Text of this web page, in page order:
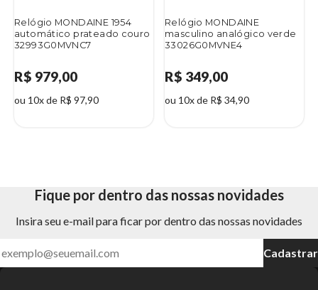
Relógio MONDAINE 1954
automático prateado couro
32993G0MVNC7
R$ 979,00
ou 10x de R$ 97,90
Relógio MONDAINE
masculino analógico verde
33026G0MVNE4
R$ 349,00
ou 10x de R$ 34,90
Fique por dentro das nossas novidades
Insira seu e-mail para ficar por dentro das nossas novidades
Cadastrar